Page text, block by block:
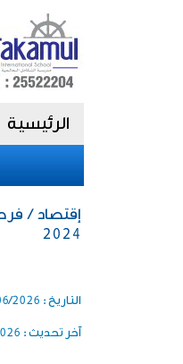
الرئيسية
إقتصاد /
2024
التاريخ : 10:02
آخر تحديث :